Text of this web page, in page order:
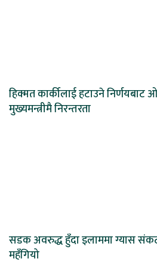
हिक्मत कार्कीलाई हटाउने निर्णयबाट
मुख्यमन्त्रीमै निरन्तरता
सडक अवरुद्ध हुँदा इलाममा ग्यास
महँगियो